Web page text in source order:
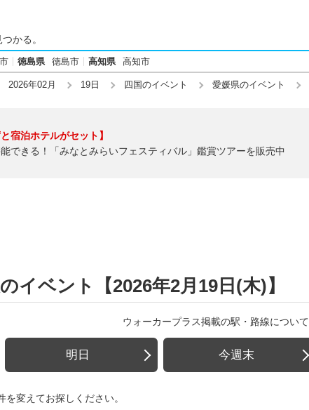
かる。
徳島県 徳島市 高知県 高知市
2026年02月 19日 四国のイベント 愛媛県のイベント
宿泊ホテルがセット】
できる！「みなとみらいフェスティバル」鑑賞ツアーを販売中
イベント【2026年2月19日(木)】
ウォーカープラス掲載の駅・路線について
明日 今週末
変えてお探しください。